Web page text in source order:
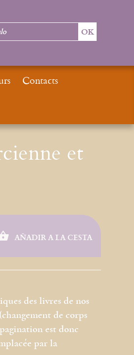
et
AÑADIR A LA CESTA
des livres de nos
de corps
est donc
par la
Contacts